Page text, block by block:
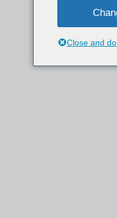
Close and